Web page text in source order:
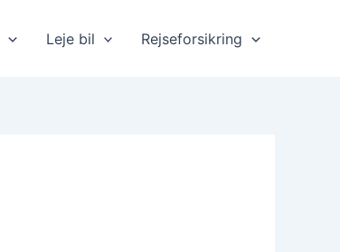
Leje bil Rejseforsikring